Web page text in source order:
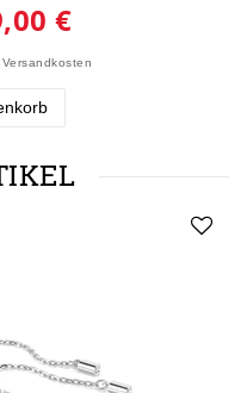
€
Versandkosten